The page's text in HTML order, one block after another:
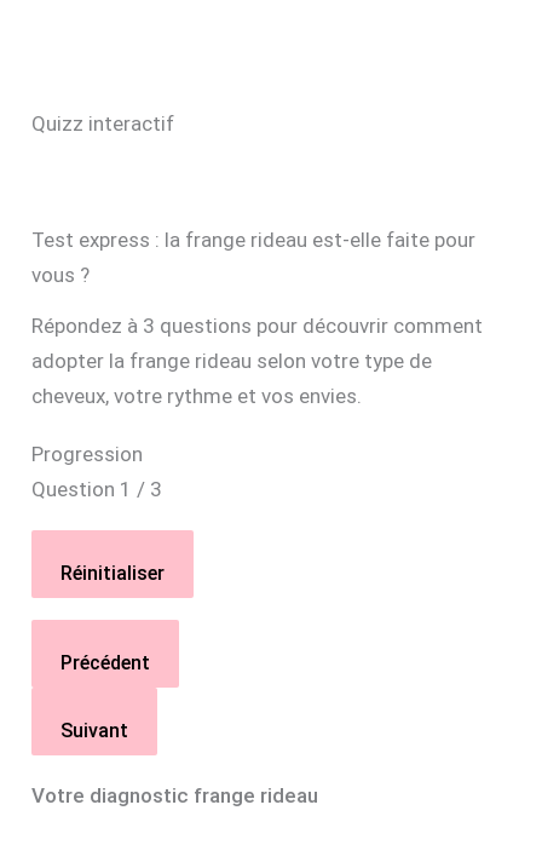
Quizz interactif
Test express : la frange rideau est-elle faite pour
vous ?
Répondez à 3 questions pour découvrir comment
adopter la frange rideau selon votre type de
cheveux, votre rythme et vos envies.
Progression
Question 1 / 3
Réinitialiser
Précédent
Suivant
Votre diagnostic frange rideau